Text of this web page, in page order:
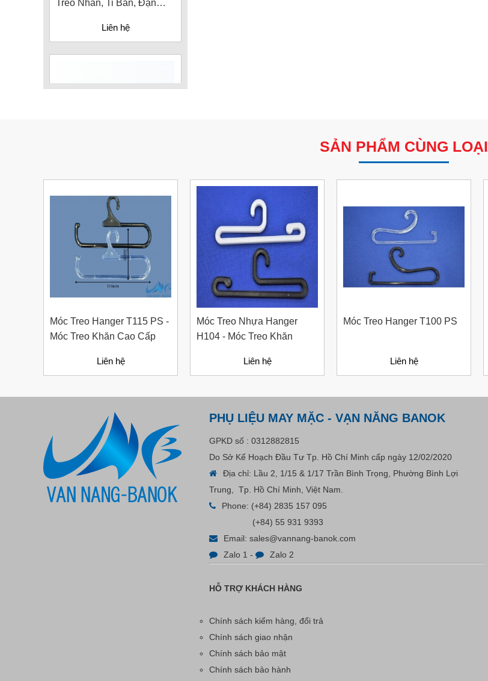
Liên hệ
Liên hệ
ADGER CHAKO ACE
Liên hệ
SẢN PHẨM CÙNG LOẠI
Móc Treo Hanger T115 PS -
Móc Treo Khăn Cao Cấp
Liên hệ
Móc Treo Nhựa Hanger
H104 - Móc Treo Khăn
Liên hệ
Móc Treo Hanger T100 PS
Liên hệ
PHỤ LIỆU MAY MẶC - VẠN NĂNG BANOK
GPKD số : 0312882815
Do Sở Kế Hoạch Đầu Tư Tp. Hồ Chí Minh cấp ngày 12/02/2020
Địa chỉ: Lầu 2, 1/15 & 1/17 Trần Bình Trọng, Phường Bình Lợi
Trung, Tp. Hồ Chí Minh, Việt Nam.
Phone: (+84) 2835 157 095
(+84) 55 931 9393
Email: sales@vannang-banok.com
Zalo 1 - Zalo 2
HỖ TRỢ KHÁCH HÀNG
Chính sách kiểm hàng, đổi trả
Chính sách giao nhận
Chính sách bảo mật
Chính sách bảo hành